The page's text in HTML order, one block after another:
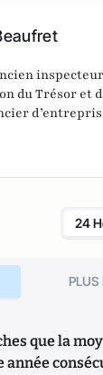
du Trésor et
au fonds de
24
PLUS
que la
année